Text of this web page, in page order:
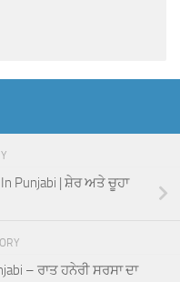
Punjabi | ਸ਼ੇਰ ਅਤੇ ਚੂਹਾ
– ਰਾਤ ਹਨੇਰੀ ਸਰਸਾ ਦਾ